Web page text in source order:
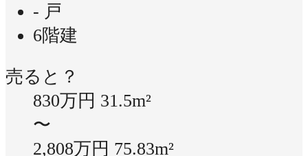
- 戸
6階建
売ると？
830万円 31.5m²
〜
2,808万円 75.83m²